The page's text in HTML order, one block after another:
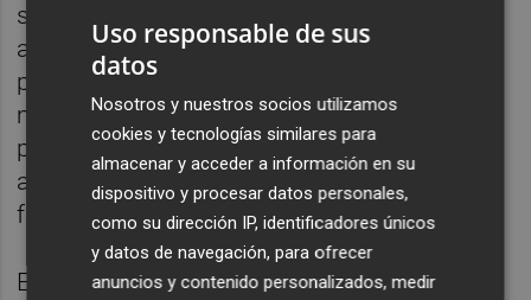
salas de curas, control asistencial, zona
administrativa y un área de descanso para el
personal. Las plantas primera a cuarta
mantendrán un esquema similar al de la
planta baja, mientras que la cubierta técnica
alojará las instalaciones necesarias para el
funcionamiento del edificio.
El proyecto incorpora además tres patios
Uso responsable de sus
datos
Nosotros y nuestros socios utilizamos
cookies y tecnologías similares para
almacenar y acceder a información en su
dispositivo y procesar datos personales,
como su dirección IP, identificadores únicos
y datos de navegación, para ofrecer
anuncios y contenido personalizados, medir